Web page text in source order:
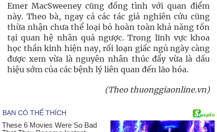
Emer MacSweeney cũng đồng tình với quan điểm
này. Theo bà, ngay cả các tác giả nghiên cứu cũng
thừa nhận chưa thể loại bỏ hoàn toàn khả năng tồn
tại quan hệ nhân quả ngược. Trong lĩnh vực khoa
học thần kinh hiện nay, rối loạn giấc ngủ ngày càng
được xem vừa là nguyên nhân thúc đẩy vừa là dấu
hiệu sớm của các bệnh lý liên quan đến lão hóa.
(Theo thuonggiaonline.vn)